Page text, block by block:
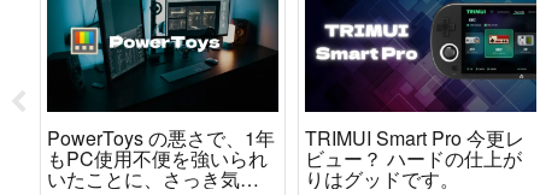
PowerToys の悪さで、1年
もPC使用不便を強いられ
いたことに、さっき気が
TRIMUI Smart Pro 今更レ
ビュー？ ハードの仕上が
りはグッドです。